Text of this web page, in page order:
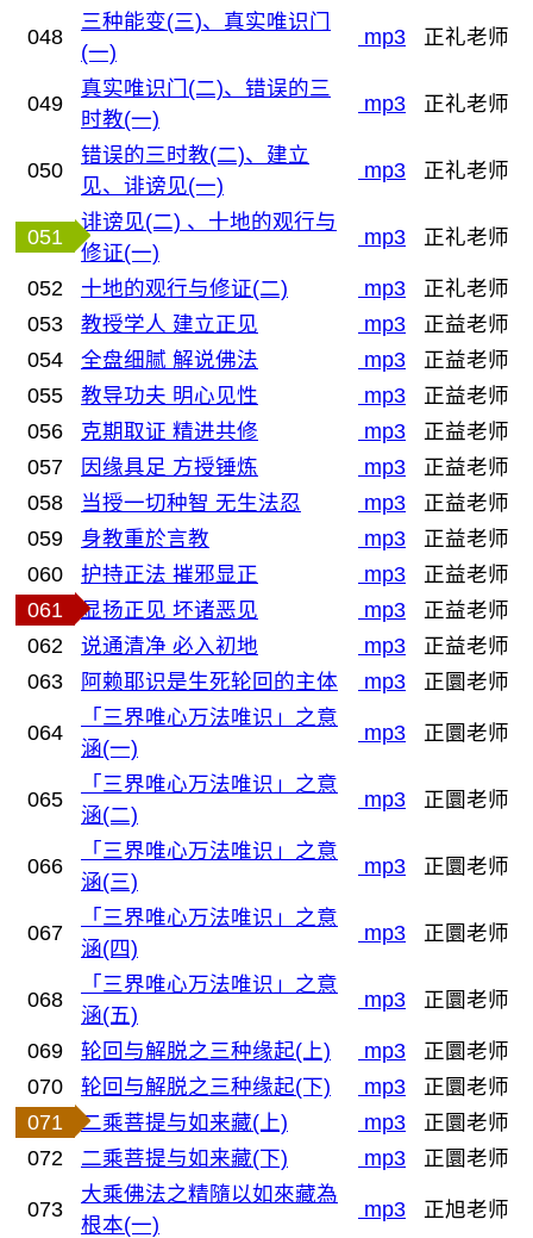
048
三种能变(三)、真实唯识门
(一)
mp3 正礼老师
049
真实唯识门(二)、错误的三
时教(一)
mp3 正礼老师
050
错误的三时教(二)、建立
见、诽谤见(一)
mp3 正礼老师
051
诽谤见(二) 、十地的观行与
修证(一)
mp3 正礼老师
052 十地的观行与修证(二) mp3
正礼老师
053
教授学人 建立正见 mp3
正益老师
054
全盘细腻 解说佛法 mp3
正益老师
055
教导功夫 明心见性 mp3
正益老师
056
克期取证 精进共修 mp3
正益老师
057
因缘具足 方授锤炼 mp3
正益老师
058
当授一切种智 无生法忍 mp3
正益老师
059
身教重於言教 mp3
正益老师
060
护持正法 摧邪显正 mp3
正益老师
061
显扬正见 坏诸恶见 mp3
正益老师
062
说通清净 必入初地 mp3
正益老师
063
阿赖耶识是生死轮回的主体 mp3 正圜老师
064
「三界唯心万法唯识」之意
涵(一)
mp3 正圜老师
065
「三界唯心万法唯识」之意
涵(二)
mp3 正圜老师
066
「三界唯心万法唯识」之意
涵(三)
mp3 正圜老师
067
「三界唯心万法唯识」之意
涵(四)
mp3 正圜老师
068
「三界唯心万法唯识」之意
涵(五)
mp3 正圜老师
069 轮回与解脱之三种缘起(上) mp3
正圜老师
070
轮回与解脱之三种缘起(下) mp3
正圜老师
071
二乘菩提与如来藏(上) mp3
正圜老师
072
二乘菩提与如来藏(下) mp3 正圜老师
073
大乘佛法之精隨以如來藏為
根本(一)
mp3 正旭老师